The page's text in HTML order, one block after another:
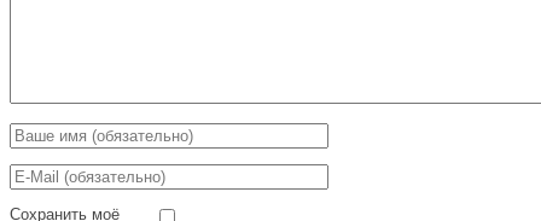
Сохранить моё